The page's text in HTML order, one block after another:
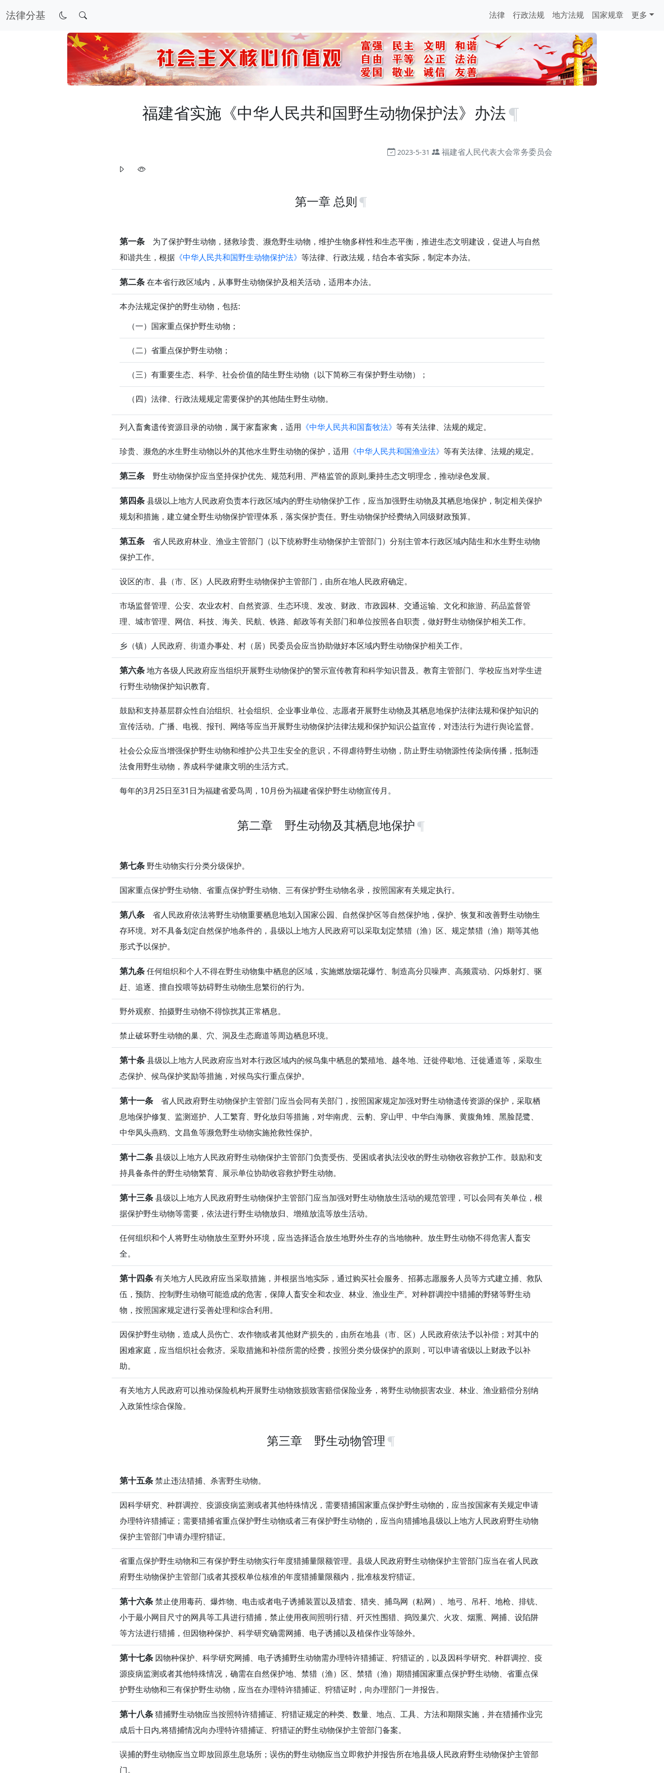
法律分基 法律 行政法规 地方法规 国家规章 更多
福建省实施《中华人民共和国野生动物保护法》办法
2023-5-31 福建省人民代表大会常务委员会
第一章 总则
第一条 为了保护野生动物，拯救珍贵、濒危野生动物，维护生物多样性和生态平衡，推进生态文明建设，促进人与自然
和谐共生，根据 《中华人民共和国野生动物保护法》 等法律、行政法规，结合本省实际，制定本办法。
第二条在本省行政区域内，从事野生动物保护及相关活动，适用本办法。
本办法规定保护的野生动物，包括:
（一）国家重点保护野生动物；
（二）省重点保护野生动物；
（三）有重要生态、科学、社会价值的陆生野生动物（以下简称三有保护野生动物）；
（四）法律、行政法规规定需要保护的其他陆生野生动物。
列入畜禽遗传资源目录的动物，属于家畜家禽，适用 《中华人民共和国畜牧法》 等有关法律、法规的规定。
珍贵、濒危的水生野生动物以外的其他水生野生动物的保护，适用 《中华人民共和国渔业法》 等有关法律、法规的规定。
第三条 野生动物保护应当坚持保护优先、规范利用、严格监管的原则,秉持生态文明理念，推动绿色发展。
第四条县级以上地方人民政府负责本行政区域内的野生动物保护工作，应当加强野生动物及其栖息地保护，制定相关保护
规划和措施，建立健全野生动物保护管理体系，落实保护责任。野生动物保护经费纳入同级财政预算。
第五条 省人民政府林业、渔业主管部门（以下统称野生动物保护主管部门）分别主管本行政区域内陆生和水生野生动物
保护工作。
设区的市、县（市、区）人民政府野生动物保护主管部门，由所在地人民政府确定。
市场监督管理、公安、农业农村、自然资源、生态环境、发改、财政、市政园林、交通运输、文化和旅游、药品监督管
理、城市管理、网信、科技、海关、民航、铁路、邮政等有关部门和单位按照各自职责，做好野生动物保护相关工作。
乡（镇）人民政府、街道办事处、村（居）民委员会应当协助做好本区域内野生动物保护相关工作。
第六条地方各级人民政府应当组织开展野生动物保护的警示宣传教育和科学知识普及。教育主管部门、学校应当对学生进
行野生动物保护知识教育。
鼓励和支持基层群众性自治组织、社会组织、企业事业单位、志愿者开展野生动物及其栖息地保护法律法规和保护知识的
宣传活动。广播、电视、报刊、网络等应当开展野生动物保护法律法规和保护知识公益宣传，对违法行为进行舆论监督。
社会公众应当增强保护野生动物和维护公共卫生安全的意识，不得虐待野生动物，防止野生动物源性传染病传播，抵制违
法食用野生动物，养成科学健康文明的生活方式。
每年的3月25日至31日为福建省爱鸟周，10月份为福建省保护野生动物宣传月。
第二章 野生动物及其栖息地保护
第七条野生动物实行分类分级保护。
国家重点保护野生动物、省重点保护野生动物、三有保护野生动物名录，按照国家有关规定执行。
第八条 省人民政府依法将野生动物重要栖息地划入国家公园、自然保护区等自然保护地，保护、恢复和改善野生动物生
存环境。对不具备划定自然保护地条件的，县级以上地方人民政府可以采取划定禁猎（渔）区、规定禁猎（渔）期等其他
形式予以保护。
第九条任何组织和个人不得在野生动物集中栖息的区域，实施燃放烟花爆竹、制造高分贝噪声、高频震动、闪烁射灯、驱
赶、追逐、擅自投喂等妨碍野生动物生息繁衍的行为。
野外观察、拍摄野生动物不得惊扰其正常栖息。
禁止破坏野生动物的巢、穴、洞及生态廊道等周边栖息环境。
第十条县级以上地方人民政府应当对本行政区域内的候鸟集中栖息的繁殖地、越冬地、迁徙停歇地、迁徙通道等，采取生
态保护、候鸟保护奖励等措施，对候鸟实行重点保护。
第十一条 省人民政府野生动物保护主管部门应当会同有关部门，按照国家规定加强对野生动物遗传资源的保护，采取栖
息地保护修复、监测巡护、人工繁育、野化放归等措施，对华南虎、云豹、穿山甲、中华白海豚、黄腹角雉、黑脸琵鹭、
中华凤头燕鸥、文昌鱼等濒危野生动物实施抢救性保护。
第十二条县级以上地方人民政府野生动物保护主管部门负责受伤、受困或者执法没收的野生动物收容救护工作。鼓励和支
持具备条件的野生动物繁育、展示单位协助收容救护野生动物。
第十三条县级以上地方人民政府野生动物保护主管部门应当加强对野生动物放生活动的规范管理，可以会同有关单位，根
据保护野生动物等需要，依法进行野生动物放归、增殖放流等放生活动。
任何组织和个人将野生动物放生至野外环境，应当选择适合放生地野外生存的当地物种。放生野生动物不得危害人畜安
全。
第十四条有关地方人民政府应当采取措施，并根据当地实际，通过购买社会服务、招募志愿服务人员等方式建立捕、救队
伍，预防、控制野生动物可能造成的危害，保障人畜安全和农业、林业、渔业生产。对种群调控中猎捕的野猪等野生动
物，按照国家规定进行妥善处理和综合利用。
因保护野生动物，造成人员伤亡、农作物或者其他财产损失的，由所在地县（市、区）人民政府依法予以补偿；对其中的
困难家庭，应当组织社会救济。采取措施和补偿所需的经费，按照分类分级保护的原则，可以申请省级以上财政予以补
助。
有关地方人民政府可以推动保险机构开展野生动物致损致害赔偿保险业务，将野生动物损害农业、林业、渔业赔偿分别纳
入政策性综合保险。
第三章 野生动物管理
第十五条禁止违法猎捕、杀害野生动物。
因科学研究、种群调控、疫源疫病监测或者其他特殊情况，需要猎捕国家重点保护野生动物的，应当按国家有关规定申请
办理特许猎捕证；需要猎捕省重点保护野生动物或者三有保护野生动物的，应当向猎捕地县级以上地方人民政府野生动物
保护主管部门申请办理狩猎证。
省重点保护野生动物和三有保护野生动物实行年度猎捕量限额管理。县级人民政府野生动物保护主管部门应当在省人民政
府野生动物保护主管部门或者其授权单位核准的年度猎捕量限额内，批准核发狩猎证。
第十六条禁止使用毒药、爆炸物、电击或者电子诱捕装置以及猎套、猎夹、捕鸟网（粘网）、地弓、吊杆、地枪、排铳、
小于最小网目尺寸的网具等工具进行猎捕，禁止使用夜间照明行猎、歼灭性围猎、捣毁巢穴、火攻、烟熏、网捕、设陷阱
等方法进行猎捕，但因物种保护、科学研究确需网捕、电子诱捕以及植保作业等除外。
第十七条 因物种保护、科学研究网捕、电子诱捕野生动物需办理特许猎捕证、狩猎证的，以及因科学研究、种群调控、疫
源疫病监测或者其他特殊情况，确需在自然保护地、禁猎（渔）区、禁猎（渔）期猎捕国家重点保护野生动物、省重点保
护野生动物和三有保护野生动物，应当在办理特许猎捕证、狩猎证时，向办理部门一并报告。
第十八条猎捕野生动物应当按照特许猎捕证、狩猎证规定的种类、数量、地点、工具、方法和期限实施，并在猎捕作业完
成后十日内,将猎捕情况向办理特许猎捕证、狩猎证的野生动物保护主管部门备案。
误捕的野生动物应当立即放回原生息场所；误伤的野生动物应当立即救护并报告所在地县级人民政府野生动物保护主管部
门。